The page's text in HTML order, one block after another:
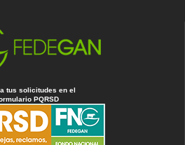
tus solicitudes en el
PQRSD